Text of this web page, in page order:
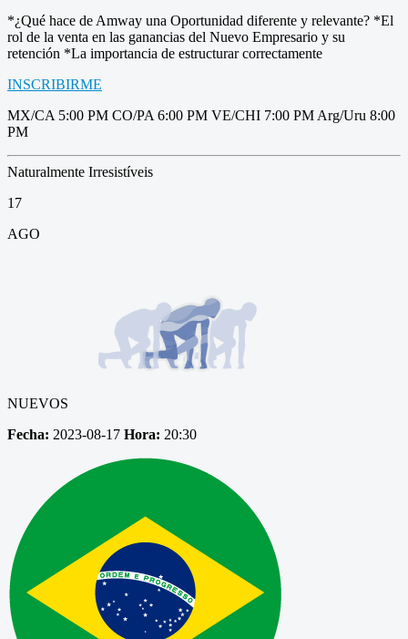
*¿Qué hace de Amway una Oportunidad diferente y relevante? *El
rol de la venta en las ganancias del Nuevo Empresario y su
retención *La importancia de estructurar correctamente
INSCRIBIRME
MX/CA 5:00 PM CO/PA 6:00 PM VE/CHI 7:00 PM Arg/Uru 8:00
PM
Naturalmente Irresistíveis
17
AGO
NUEVOS
Fecha: 2023-08-17 Hora: 20:30